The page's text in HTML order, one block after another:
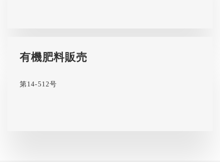
有機肥料販売
第14-512号